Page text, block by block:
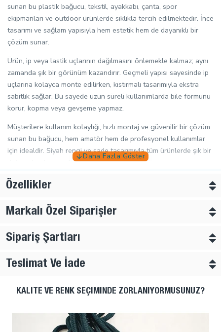
sunan bu plastik bağucu, tekstil, ayakkabı, çanta, spor
ekipmanları ve outdoor ürünlerde sıklıkla tercih edilmektedir. İnce
tasarımı ve sağlam yapısıyla hem estetik hem de dayanıklı bir
çözüm sunar.
Ürün, ip veya lastik uçlarının dağılmasını önlemekle kalmaz; aynı
zamanda şık bir görünüm kazandırır. Geçmeli yapısı sayesinde ip
uçlarına kolayca monte edilirken, kıstırmalı tasarımıyla ekstra
sabitlik sağlar. Bu sayede uzun süreli kullanımlarda bile formunu
korur, kopma veya gevşeme yapmaz.
Müşterilere kullanım kolaylığı, hızlı montaj ve güvenilir bir çözüm
sunan bu bağucu, hem amatör hem de profesyonel kullanımlar
için idealdir. Siyah rengi ve sade tasarımıyla tüm ürünlerde şık bir
detay olarak öne çıkar.
Özellikler:
Kıstırmalı ve geçmeli tasarım
Kolay montaj, yüksek dayanıklılık
Çok amaçlı kullanım
Özellikler
Markalı Özel Siparişler
Sipariş Şartları
Teslimat Ve İade
KALITE VE RENK SEÇIMINDE ZORLANIYORMUSUNUZ?